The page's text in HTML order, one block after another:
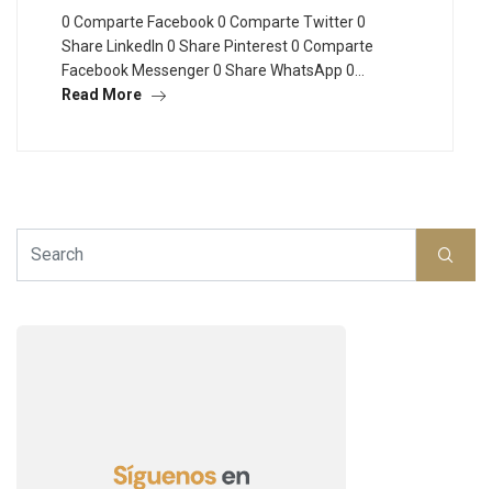
0 Comparte Facebook 0 Comparte Twitter 0
Share LinkedIn 0 Share Pinterest 0 Comparte
Facebook Messenger 0 Share WhatsApp 0…
Read More